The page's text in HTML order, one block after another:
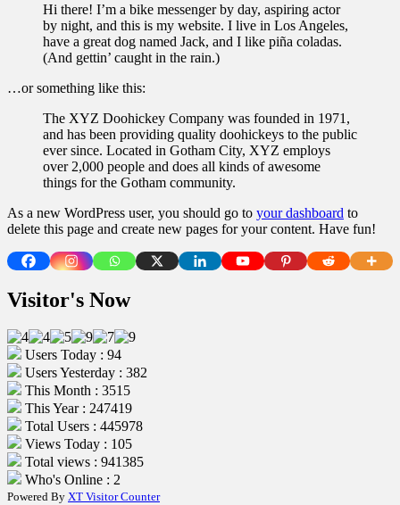
Hi there! I’m a bike messenger by day, aspiring actor
by night, and this is my website. I live in Los Angeles,
have a great dog named Jack, and I like piña coladas.
(And gettin’ caught in the rain.)
…or something like this:
The XYZ Doohickey Company was founded in 1971,
and has been providing quality doohickeys to the public
ever since. Located in Gotham City, XYZ employs
over 2,000 people and does all kinds of awesome
things for the Gotham community.
As a new WordPress user, you should go to your dashboard to
delete this page and create new pages for your content. Have fun!
Visitor's Now
Users Today : 94
Users Yesterday : 382
This Month : 3515
This Year : 247419
Total Users : 445978
Views Today : 105
Total views : 941385
Who's Online : 2
Powered By XT Visitor Counter